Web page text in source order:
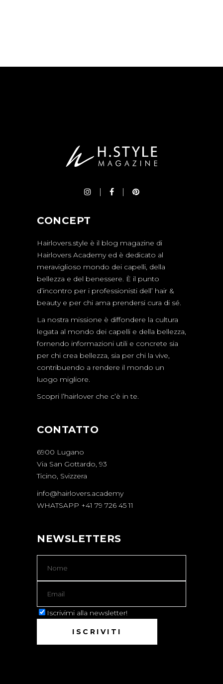
CONCEPT
Hairlovers.style è il blog magazine di
Hairlovers Academy ed è dedicato al
meraviglioso mondo dei capelli, della
bellezza e del benessere. È il punto
d’incontro per i professionisti dell’ hair &
beauty e per chi ama prendersi cura di sé.
La nostra missione è diffondere la cultura
legata al mondo dei capelli e della bellezza,
fornendo informazioni utili e concrete sia
per chi crea bellezza, sia per chi la vive,
contribuendo a rendere il mondo un
luogo migliore.
Scopri l’hairlover che c’è in te.
CONTATTO
6900 Lugano
Via San Gottardo, 93
Ticino, Svizzera
info@hairlovers.academy
WHATSAPP +41 79 726 45 11
NEWSLETTERS
Iscrivimi alla newsletter!